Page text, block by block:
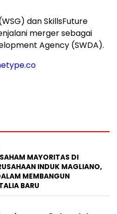
dan SkillsFuture
merger sebagai
Agency (SWDA).
MAYORITAS DI
INDUK MAGLIANO,
MEMBANGUN
BARU